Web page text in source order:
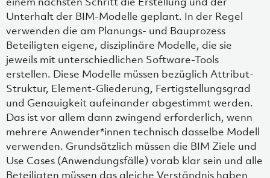
Unterhalt der BIM-Modelle geplant. In der Regel
verwenden die am Planungs- und Bauprozess
Beteiligten eigene, disziplinäre Modelle, die sie
jeweils mit unterschiedlichen Software-Tools
erstellen. Diese Modelle müssen bezüglich Attribut-
Struktur, Element-Gliederung, Fertigstellungsgrad
und Genauigkeit aufeinander abgestimmt werden.
Das ist vor allem dann zwingend erforderlich, wenn
mehrere Anwender*innen technisch dasselbe Modell
verwenden. Grundsätzlich müssen die BIM Ziele und
Use Cases (Anwendungsfälle) vorab klar sein und alle
Beteiligten müssen das gleiche Verständnis haben